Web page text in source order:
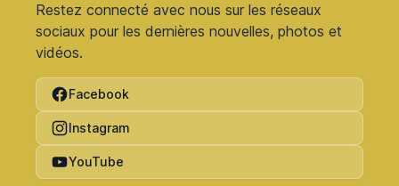
Restez connecté avec nous sur les réseaux
sociaux pour les dernières nouvelles, photos et
vidéos.
Facebook
Instagram
YouTube